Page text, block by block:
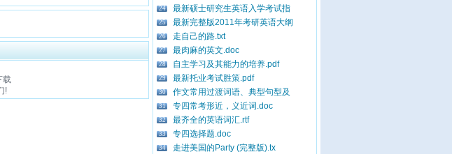
载
!
24 最新硕士研究生英语入学考试指
25 最新完整版2011年考研英语大纲
26 走自己的路.txt
27 最肉麻的英文.doc
28 自主学习及其能力的培养.pdf
29 最新托业考试胜策.pdf
30 作文常用过渡词语、典型句型及
31 专四常考形近，义近词.doc
32 最齐全的英语词汇.rtf
33 专四选择题.doc
34 走进美国的Party (完整版).tx